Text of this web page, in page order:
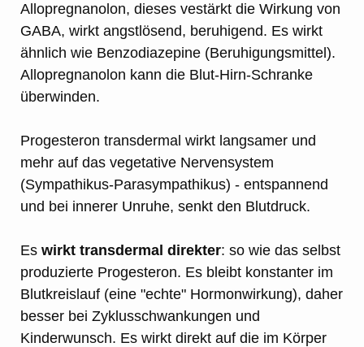
Allopregnanolon, dieses vestärkt die Wirkung von
GABA, wirkt angstlösend, beruhigend. Es wirkt
ähnlich wie Benzodiazepine (Beruhigungsmittel).
Allopregnanolon kann die Blut-Hirn-Schranke
überwinden.
Progesteron transdermal wirkt langsamer und
mehr auf das vegetative Nervensystem
(Sympathikus-Parasympathikus) - entspannend
und bei innerer Unruhe, senkt den Blutdruck.
Es wirkt transdermal direkter: so wie das selbst
produzierte Progesteron. Es bleibt konstanter im
Blutkreislauf (eine "echte" Hormonwirkung), daher
besser bei Zyklusschwankungen und
Kinderwunsch. Es wirkt direkt auf die im Körper